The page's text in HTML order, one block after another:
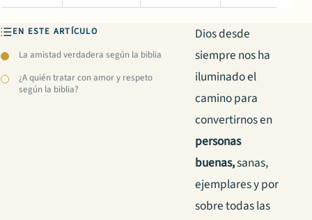
EN ESTE ARTÍCULO
La amistad verdadera según la biblia
¿A quién tratar con amor y respeto
según la biblia?
Dios desde
siempre nos ha
iluminado el
camino para
convertirnos en
personas
buenas,sanas,
ejemplares y por
sobre todas las